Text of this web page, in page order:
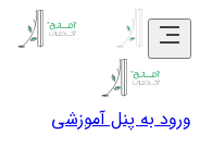
ورود به پنل آموزشی